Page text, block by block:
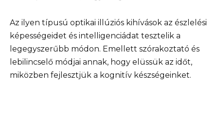
Az ilyen típusú optikai illúziós kihívások az észlelési
képességeidet és intelligenciádat tesztelik a
legegyszerűbb módon. Emellett szórakoztató és
lebilincselő módjai annak, hogy elüssük az időt,
miközben fejlesztjük a kognitív készségeinket.